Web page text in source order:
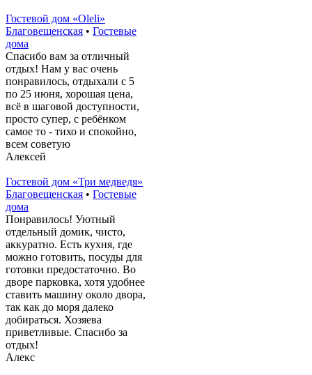
Гостевой дом «Oleli»
Благовещенская • Гостевые
дома
Спасибо вам за отличный
отдых! Нам у вас очень
понравилось, отдыхали с 5
по 25 июня, хорошая цена,
всё в шаговой доступности,
просто супер, с ребёнком
самое то - тихо и спокойно,
всем советую
Алексей
Гостевой дом «Три медведя»
Благовещенская • Гостевые
дома
Понравилось! Уютный
отдельный домик, чисто,
аккуратно. Есть кухня, где
можно готовить, посуды для
готовки предостаточно. Во
дворе парковка, хотя удобнее
ставить машину около двора,
так как до моря далеко
добираться. Хозяева
приветливые. Спасибо за
отдых!
Алекс